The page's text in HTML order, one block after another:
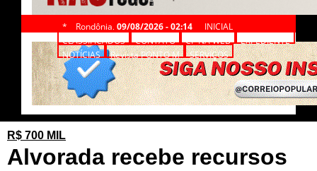
* Rondônia, 09/08/2026 - 02:14
INICIAL
CLASSIFICADOS
CONTATO CP NA WEB
EXPEDIENTE
NOTÍCIAS
Revista PONTO M SERVIÇOS
R$ 700 MIL
Alvorada recebe recursos